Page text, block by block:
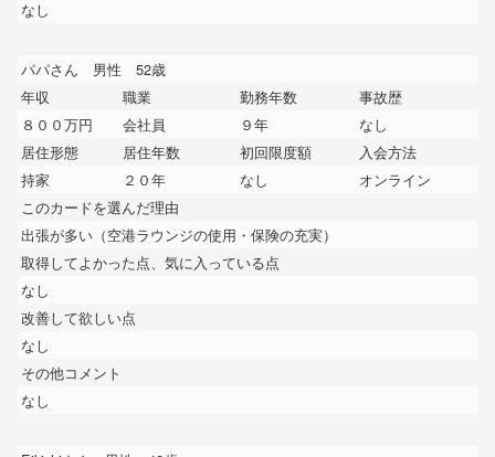
なし
パパさん 男性 52歳
年収
職業 勤務年数
事故歴
８００万円
会社員 ９年
なし
居住形態
居住年数 初回限度額
入会方法
持家
２０年 なし
オンライン
このカードを選んだ理由
出張が多い（空港ラウンジの使用・保険の充実）
取得してよかった点、気に入っている点
なし
改善して欲しい点
なし
その他コメント
なし